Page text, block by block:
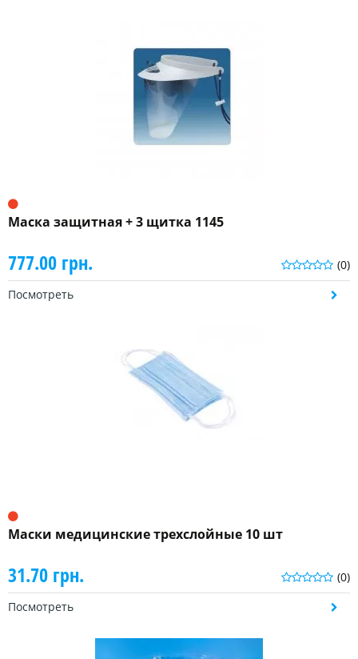
Маска защитная + 3 щитка 1145
(0)
777.00 грн.
Посмотреть
Маски медицинские трехслойные 10 шт
(0)
31.70 грн.
Посмотреть